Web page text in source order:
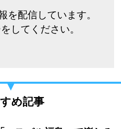
を配信しています。
してください。
め記事